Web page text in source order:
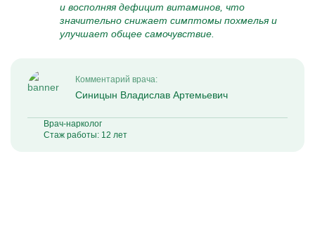
и восполняя дефицит витаминов, что
значительно снижает симптомы похмелья и
улучшает общее самочувствие.
Комментарий врача:
Синицын Владислав Артемьевич
Врач-нарколог
Стаж работы: 12 лет